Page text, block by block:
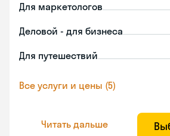
Для маркетологов
Деловой - для бизнеса
Для путешествий
Все услуги и цены (5)
Читать дальше